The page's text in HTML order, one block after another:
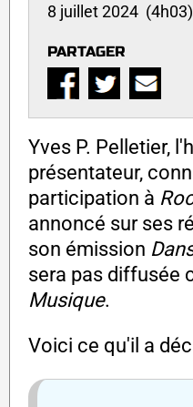
8 juillet 2024 (4h03)
PARTAGER
Yves P. Pelletier,
présentateur,
participation à
annoncé sur ses
son émission
sera pas diffusée
Musique.
Voici ce qu'il a